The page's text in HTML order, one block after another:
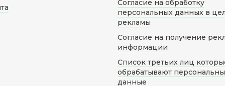
Согласие на обработку
персональных данных в
рекламы
Согласие на получение
информации
Список третьих лиц
обрабатывают
данные